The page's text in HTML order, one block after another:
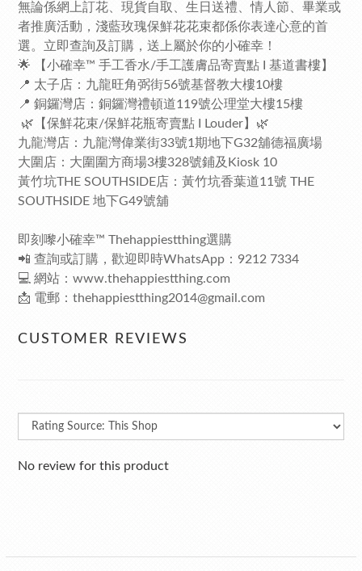
無論係網上訂花、現貨自取、生日送禮、情人節、畢業或
者推廣活動，淺藍玫瑰保鮮花花束都係你表達心意的首
選。立即查詢及訂購，送上屬於你的小確幸！
🌟 【小確幸™ 手工香水/手工護膚品寄賣點 I 基道書樓】
📍 太子店：九龍旺角弼街56號基督教大樓10樓
📍 銅鑼灣店：銅鑼灣禮頓道119號公理堂大樓15樓
🌿【保鮮花束/保鮮花瓶寄賣點 I Louder】🌿
九龍灣店：九龍灣偉業街33號1期地下G32舖德福廣場
大圍店：大圍圍方商場3樓328號鋪及Kiosk 10
黃竹坑THE SOUTHSIDE店：黃竹坑香葉道11號 THE
SOUTHSIDE 地下G49號舖
即刻嚟小確幸™ Thehappiestthing選購
📲 查詢或訂購，歡迎即時WhatsApp：9212 7334
💻 網站：www.thehappiestthing.com
📩 電郵：thehappiestthing2014@gmail.com
CUSTOMER REVIEWS
No review for this product